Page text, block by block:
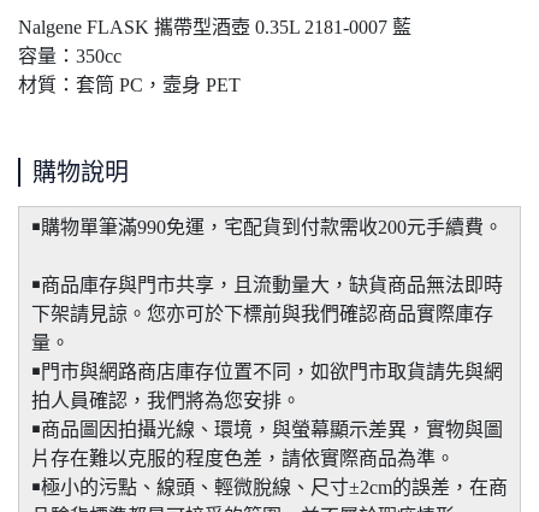
Nalgene FLASK 攜帶型酒壺 0.35L 2181-0007 藍
容量：350cc
材質：套筒 PC，壼身 PET
購物說明
￭購物單筆滿990免運，宅配貨到付款需收200元手續費。
￭商品庫存與門市共享，且流動量大，缺貨商品無法即時
下架請見諒。您亦可於下標前與我們確認商品實際庫存
量。
￭門市與網路商店庫存位置不同，如欲門市取貨請先與網
拍人員確認，我們將為您安排。
￭商品圖因拍攝光線、環境，與螢幕顯示差異，實物與圖
片存在難以克服的程度色差，請依實際商品為準。
￭極小的污點、線頭、輕微脫線、尺寸±2cm的誤差，在商